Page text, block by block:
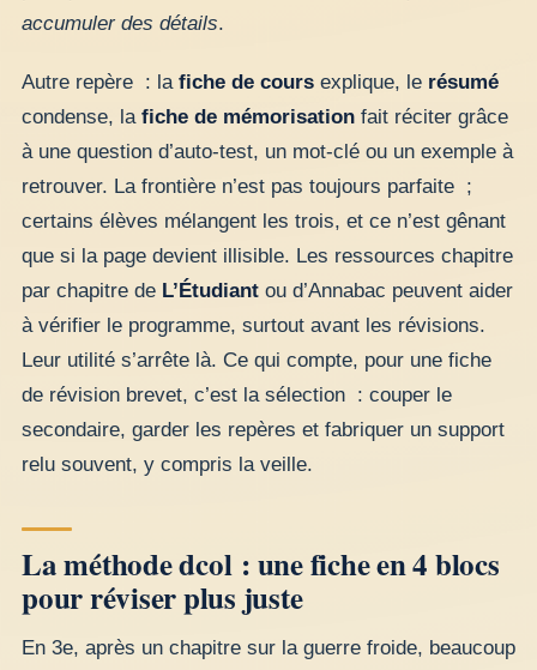
accumuler des détails.
Autre repère : la fiche de cours explique, le résumé
condense, la fiche de mémorisation fait réciter grâce
à une question d’auto-test, un mot-clé ou un exemple à
retrouver. La frontière n’est pas toujours parfaite ;
certains élèves mélangent les trois, et ce n’est gênant
que si la page devient illisible. Les ressources chapitre
par chapitre de L’Étudiant ou d’Annabac peuvent aider
à vérifier le programme, surtout avant les révisions.
Leur utilité s’arrête là. Ce qui compte, pour une fiche
de révision brevet, c’est la sélection : couper le
secondaire, garder les repères et fabriquer un support
relu souvent, y compris la veille.
La méthode dcol : une fiche en 4 blocs
pour réviser plus juste
En 3e, après un chapitre sur la guerre froide, beaucoup